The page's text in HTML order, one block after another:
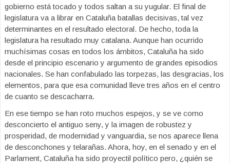
gobierno está tocado y todos saltan a su yugular. El final de
legislatura va a librar en Cataluña batallas decisivas, tal vez
determinantes en el resultado electoral. De hecho, toda la
legislatura ha resultado muy catalana. Aunque han ocurrido
muchísimas cosas en todos los ámbitos, Cataluña ha sido
desde el principio escenario y argumento de grandes episodios
nacionales. Se han confabulado las torpezas, las desgracias, los
elementos, para que esa comunidad lleve tres años en el centro
de cuanto se descacharra.
En ese tiempo se han roto muchos espejos, y se ve como
desconcierto el antiguo seny, y la imagen de robustez y
prosperidad, de modernidad y vanguardia, se nos aparece llena
de desconchones y telarañas. Ahora, hoy, en el senado y en el
Parlament, Cataluña ha sido proyectil político pero, ¿quién se